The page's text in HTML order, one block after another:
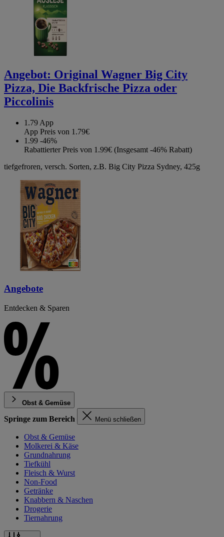
Angebot: Original Wagner Big City
Pizza, Die Backfrische Pizza oder
Piccolinis
1.79 App
App Preis von 1.79€
1.99 -46%
Rabattierter Preis von 1.99€ (Insgesamt -46% Rabatt)
tiefgefroren, versch. Sorten, z.B. Big City Pizza Sydney, 425g
Angebote
Entdecken & Sparen
Obst & Gemüse
Springe zum Bereich Menü schließen
Obst & Gemüse
Molkerei & Käse
Grundnahrung
Tiefkühl
Fleisch & Wurst
Non-Food
Getränke
Knabbern & Naschen
Drogerie
Tiernahrung